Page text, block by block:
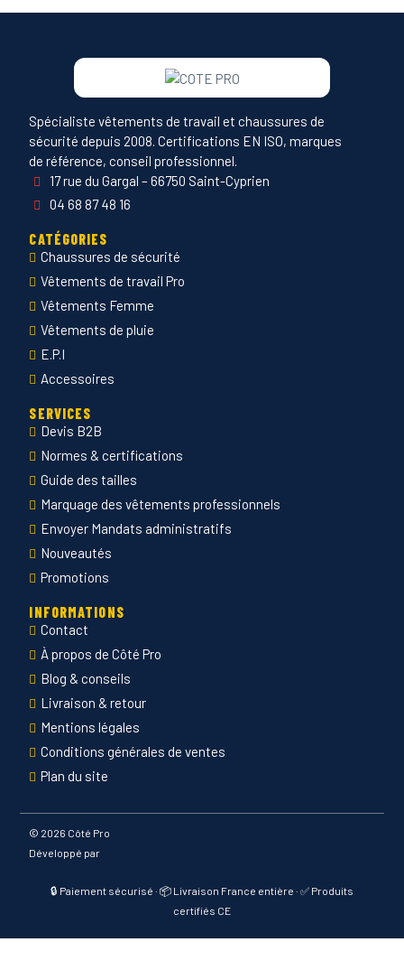
Spécialiste vêtements de travail et chaussures de
sécurité depuis 2008. Certifications EN ISO, marques
de référence, conseil professionnel.
17 rue du Gargal – 66750 Saint-Cyprien
04 68 87 48 16
CATÉGORIES
Chaussures de sécurité
Vêtements de travail Pro
Vêtements Femme
Vêtements de pluie
E.P.I
Accessoires
SERVICES
Devis B2B
Normes & certifications
Guide des tailles
Marquage des vêtements professionnels
Envoyer Mandats administratifs
Nouveautés
Promotions
INFORMATIONS
Contact
À propos de Côté Pro
Blog & conseils
Livraison & retour
Mentions légales
Conditions générales de ventes
Plan du site
© 2026 Côté Pro
Développé par
🔒 Paiement sécurisé · 📦 Livraison France entière · ✅ Produits
certifiés CE